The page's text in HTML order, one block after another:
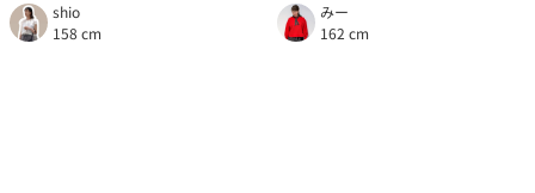
shio
158 cm
みー
162 cm